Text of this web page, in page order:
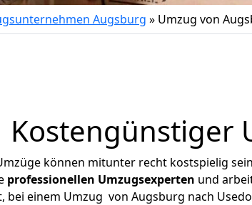
Augsburg » Umzug von
Kostengünstiger
können mitunter recht kostspielig
professionellen Umzugsexperten und
bei einem Umzug von Augsburg nach